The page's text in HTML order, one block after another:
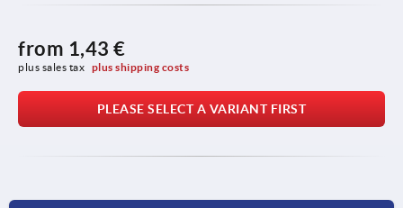
from 1,43 €
plus sales tax plus shipping costs
PLEASE SELECT A VARIANT FIRST